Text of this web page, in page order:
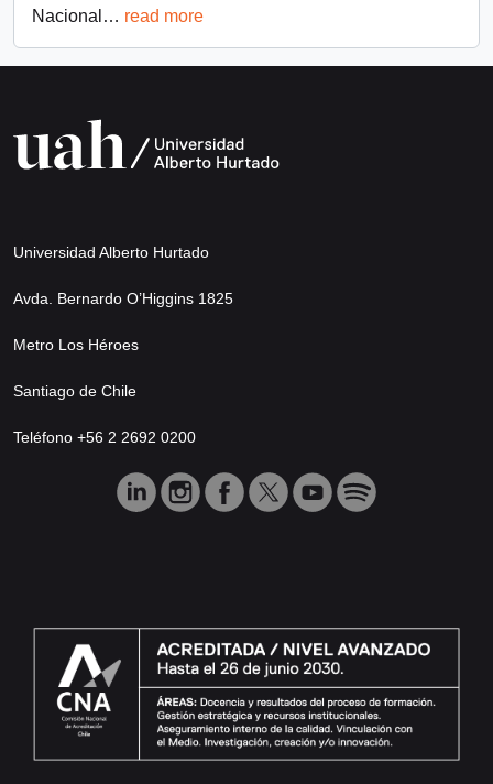
Nacional … read more
Universidad Alberto Hurtado
Avda. Bernardo O’Higgins 1825
Metro Los Héroes
Santiago de Chile
Teléfono +56 2 2692 0200